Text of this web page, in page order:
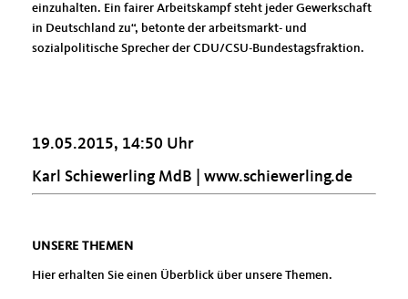
einzuhalten. Ein fairer Arbeitskampf steht jeder Gewerkschaft
in Deutschland zu“, betonte der arbeitsmarkt- und
sozialpolitische Sprecher der CDU/CSU-Bundestagsfraktion.
19.05.2015, 14:50 Uhr
Karl Schiewerling MdB | www.schiewerling.de
UNSERE THEMEN
Hier erhalten Sie einen Überblick über unsere Themen.